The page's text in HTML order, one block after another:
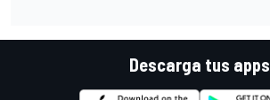
Descarga tus apps